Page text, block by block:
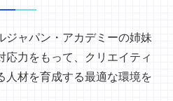
ジャパン・アカデミーの姉妹
力をもって、
クリエイティ
人材を育成する最適な環境を